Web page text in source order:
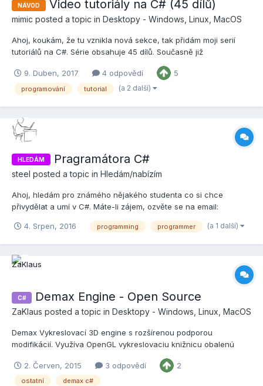
NÁVOD Video tutoriály na C# (45 dílů)
mimic posted a topic in Desktopy - Windows, Linux, MacOS
Ahoj, koukám, že tu vznikla nová sekce, tak přidám moji serií
tutoriálů na C#. Série obsahuje 45 dílů. Současně již
nepokračuje, protože není nálada ani čas. Takže doufám, že to
někomu pomůže aspoň do začátků a nedělal jsem to zbytečně.
Takže ať se líbí Kompletní série je zde: (jednotli...
9. Duben, 2017 4 odpovědí 5
programování tutorial (a 2 další)
HLEDÁM Pragramátora C#
steel posted a topic in Hledám/nabízím
Ahoj, hledám pro známého nějakého studenta co si chce
přivydělat a umí v C#. Máte-li zájem, ozvěte se na email:
pozornost.
4. Srpen, 2016 programming programmer (a 1 další)
C# Demax Engine - Open Source
ZaKlaus posted a topic in Desktopy - Windows, Linux, MacOS
Demax Vykreslovací 3D engine s rozšírenou podporou
modifikácií. Využíva OpenGL vykreslovaciu knižnicu obalenú
Physics. Taktiež som implementoval podporu jazyka IronPython,
nech je život ľahší. Funkcie: - Primitívny model hie...
2. Červen, 2015 3 odpovědí 2
ostatní demax c#